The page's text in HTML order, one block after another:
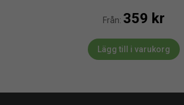
Från: 359 kr
Lägg till i varukorg